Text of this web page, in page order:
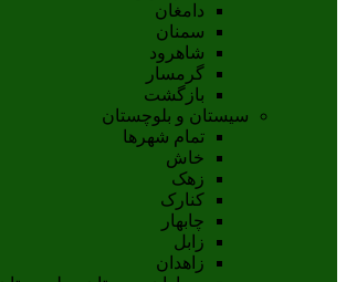
دامغان
سمنان
شاهرود
گرمسار
بازگشت
سیستان و بلوچستان
تمام شهر‌ها
خاش
زهک
کنارک
چابهار
زابل
زاهدان